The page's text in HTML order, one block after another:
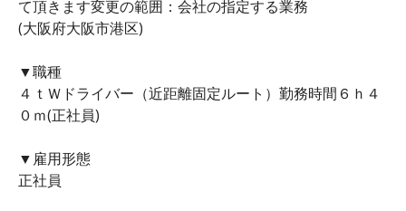
て頂きます変更の範囲：会社の指定する業務
(大阪府大阪市港区)
▼職種
４ｔＷドライバー（近距離固定ルート）勤務時間６ｈ４
０ｍ(正社員)
▼雇用形態
正社員